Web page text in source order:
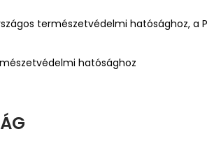
természetvédelmi hatósághoz, a
hatósághoz